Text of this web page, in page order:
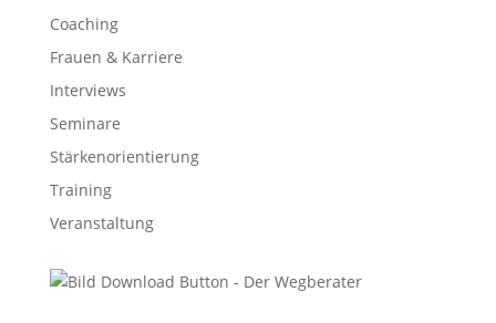
Coaching
Frauen & Karriere
Interviews
Seminare
Stärkenorientierung
Training
Veranstaltung